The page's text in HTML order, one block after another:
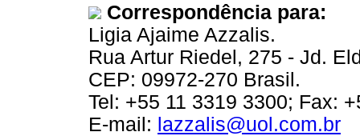
Correspondência para:
Ligia Ajaime Azzalis.
Rua Artur Riedel, 275 - Jd.
CEP: 09972-270 Brasil.
Tel: +55 11 3319 3300; Fax:
E-mail: lazzalis@uol.com.br